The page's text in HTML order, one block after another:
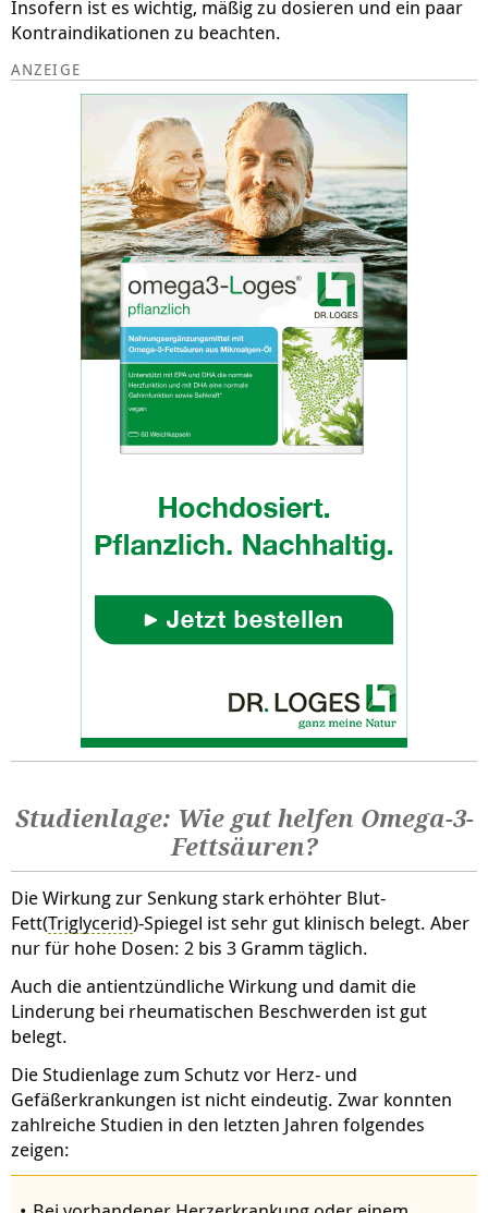
Insofern ist es wichtig, mäßig zu dosieren und ein paar
Kontraindikationen zu beachten.
Studienlage: Wie gut helfen Omega-3-
Fettsäuren?
Die Wirkung zur Senkung stark erhöhter Blut-
Fett(Triglycerid)-Spiegel ist sehr gut klinisch belegt. Aber
nur für hohe Dosen: 2 bis 3 Gramm täglich.
Auch die antientzündliche Wirkung und damit die
Linderung bei rheumatischen Beschwerden ist gut
belegt.
Die Studienlage zum Schutz vor Herz- und
Gefäßerkrankungen ist nicht eindeutig. Zwar konnten
zahlreiche Studien in den letzten Jahren folgendes
zeigen: